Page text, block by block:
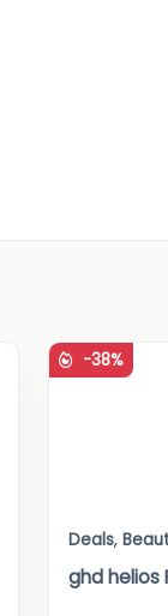
-38%
Deals,
ghd helios